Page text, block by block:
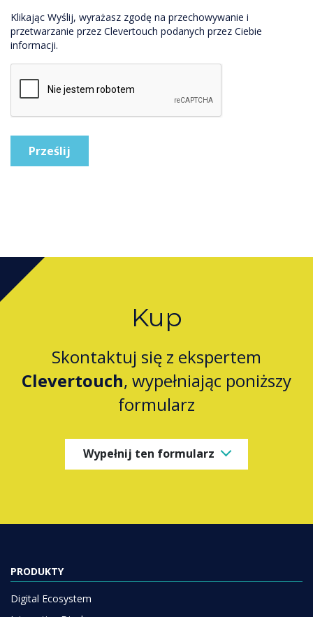
Klikając Wyślij, wyrażasz zgodę na przechowywanie i
przetwarzanie przez Clevertouch podanych przez Ciebie
informacji.
Kup
Skontaktuj się z ekspertem
Clevertouch, wypełniając poniższy
formularz
Wypełnij ten formularz
PRODUKTY
Digital Ecosystem